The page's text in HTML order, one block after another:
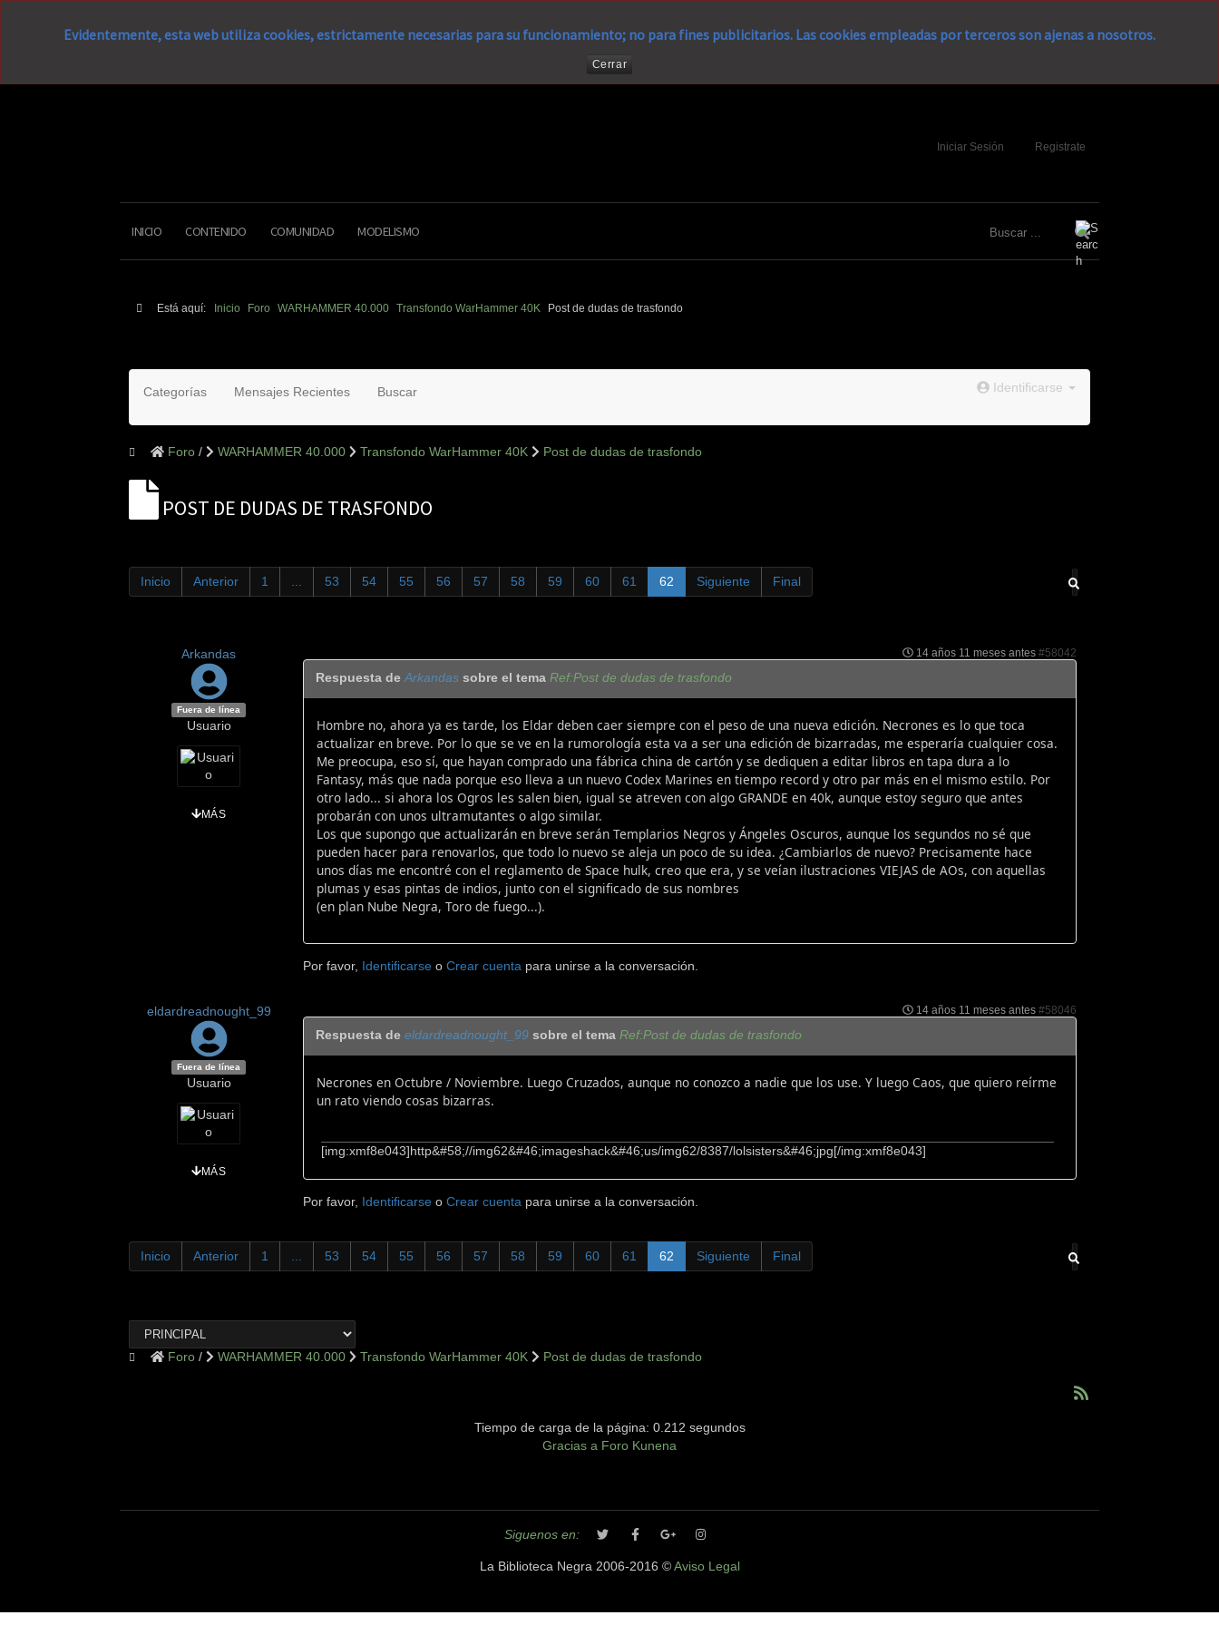
Evidentemente, esta web utiliza cookies, estrictamente necesarias para su funcionamiento; no para fines publicitarios. Las cookies empleadas por terceros son ajenas a nosotros.
Cerrar
Iniciar Sesión Registrate
INICIO CONTENIDO COMUNIDAD MODELISMO
Está aquí: Inicio Foro WARHAMMER 40.000 Transfondo WarHammer 40K Post de dudas de trasfondo
Categorías Mensajes Recientes Buscar Identificarse
Foro WARHAMMER 40.000 Transfondo WarHammer 40K Post de dudas de trasfondo
POST DE DUDAS DE TRASFONDO
Inicio Anterior 1 ... 53 54 55 56 57 58 59 60 61 62 Siguiente Final
Arkandas
Fuera de línea
Usuario
MÁS
14 años 11 meses antes #58042
Respuesta deArkandassobre el tema Ref:Post de dudas de trasfondo
Hombre no, ahora ya es tarde, los Eldar deben caer siempre con el peso de una nueva edición. Necrones es lo que toca
actualizar en breve. Por lo que se ve en la rumorología esta va a ser una edición de bizarradas, me esperaría cualquier cosa.
Me preocupa, eso sí, que hayan comprado una fábrica china de cartón y se dediquen a editar libros en tapa dura a lo
Fantasy, más que nada porque eso lleva a un nuevo Codex Marines en tiempo record y otro par más en el mismo estilo. Por
otro lado... si ahora los Ogros les salen bien, igual se atreven con algo GRANDE en 40k, aunque estoy seguro que antes
probarán con unos ultramutantes o algo similar.
Los que supongo que actualizarán en breve serán Templarios Negros y Ángeles Oscuros, aunque los segundos no sé que
pueden hacer para renovarlos, que todo lo nuevo se aleja un poco de su idea. ¿Cambiarlos de nuevo? Precisamente hace
unos días me encontré con el reglamento de Space hulk, creo que era, y se veían ilustraciones VIEJAS de AOs, con aquellas
plumas y esas pintas de indios, junto con el significado de sus nombres
(en plan Nube Negra, Toro de fuego...).
Por favor, Identificarse o Crear cuentapara unirse a la conversación.
eldardreadnought_99
Fuera de línea
Usuario
MÁS
14 años 11 meses antes #58046
Respuesta de eldardreadnought_99sobre el tema Ref:Post de dudas de trasfondo
Necrones en Octubre / Noviembre. Luego Cruzados, aunque no conozco a nadie que los use. Y luego Caos, que quiero reírme
un rato viendo cosas bizarras.
[img:xmf8e043]http&#58;//img62&#46;imageshack&#46;us/img62/8387/lolsisters&#46;jpg[/img:xmf8e043]
Por favor, Identificarse o Crear cuentapara unirse a la conversación.
Inicio Anterior 1 ... 53 54 55 56 57 58 59 60 61 62 Siguiente Final
Foro WARHAMMER 40.000 Transfondo WarHammer 40K Post de dudas de trasfondo
Tiempo de carga de la página: 0.212 segundos
Gracias a Foro Kunena
Siguenos en:
La Biblioteca Negra 2006-2016 © Aviso Legal